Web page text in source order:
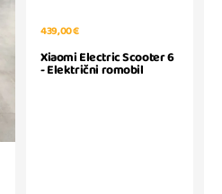
439,00 €
Xiaomi Electric Scooter 6
- Električni romobil